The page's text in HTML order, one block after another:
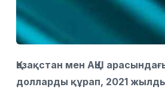
Қазақстан мен АҚШ
долларды құрап, 2021